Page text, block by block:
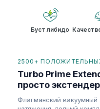
Буст либидо
2500+
Turbo Prime
просто
Флагманский вакуумный